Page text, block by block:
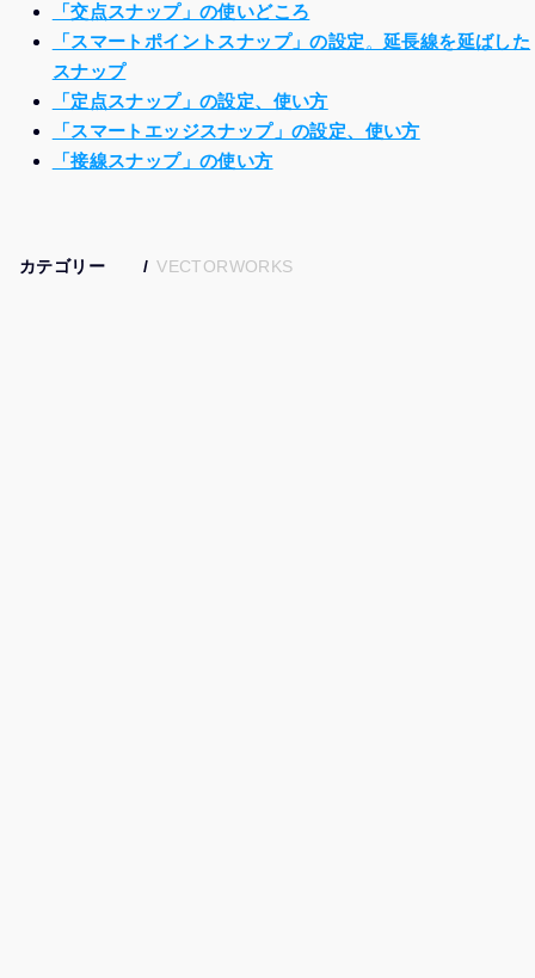
「交点スナップ」の使いどころ
「スマートポイントスナップ」の設定 。 延長線を延ばした
スナップ
「定点スナップ」の設定、使い方
「スマートエッジスナップ」の設定、使い方
「接線スナップ」の使い方
カテゴリー VECTORWORKS